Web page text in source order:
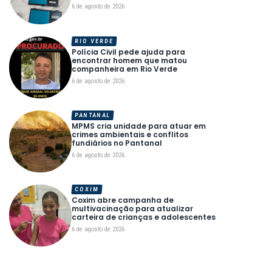
6 de agosto de 2026
Polícia Civil pede ajuda para
encontrar homem que matou
companheira em Rio Verde
6 de agosto de 2026
RIO VERDE
MPMS cria unidade para atuar em
crimes ambientais e conflitos
fundiários no Pantanal
6 de agosto de 2026
PANTANAL
Coxim abre campanha de
multivacinação para atualizar
carteira de crianças e adolescentes
6 de agosto de 2026
COXIM